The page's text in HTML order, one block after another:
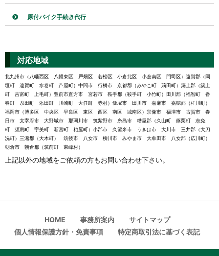
原付バイク手続き代行
対応地域
北九州市（八幡西区 八幡東区 戸畑区 若松区 小倉北区 小倉南区 門司区）遠賀郡（岡
垣町 遠賀町 水巻町 芦屋町）中間市 行橋市 京都郡（みやこ町 苅田町）築上郡（築上
町 吉富町 上毛町）豊前市直方市 宮若市 鞍手郡（鞍手町 小竹町）田川郡（福智町 香
春町 糸田町 添田町 川崎町 大任町 赤村）飯塚市 田川市 嘉麻市 嘉穂郡（桂川町）
福岡市（博多区 中央区 早良区 東区 西区 南区 城南区）宗像市 福津市 古賀市 春
日市 太宰府市 大野城市 那珂川市 筑紫野市 糸島市 糟屋郡（久山町 篠栗町 志免
町 須惠町 宇美町 新宮町 粕屋町）小郡市 久留米市 うきは市 大川市 三井郡（大刀
洗町）三潴郡（大木町） 筑後市 八女市 柳川市 みやま市 大牟田市 八女郡（広川町）
朝倉市 朝倉郡（筑前町 東峰村）
上記以外の地域をご依頼の方もお問い合わせ下さい。
HOME 事務所案内
サイトマップ
個人情報保護方針・免責事項
特定商取引法に基づく表記